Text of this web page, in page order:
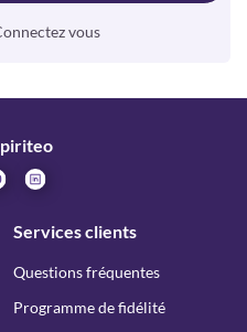
vous
Services clients
Questions fréquentes
Programme de fidélité